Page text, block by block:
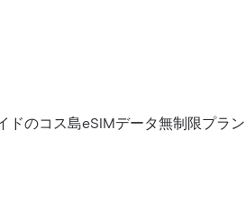
のコス島eSIMデータ無制限プラ